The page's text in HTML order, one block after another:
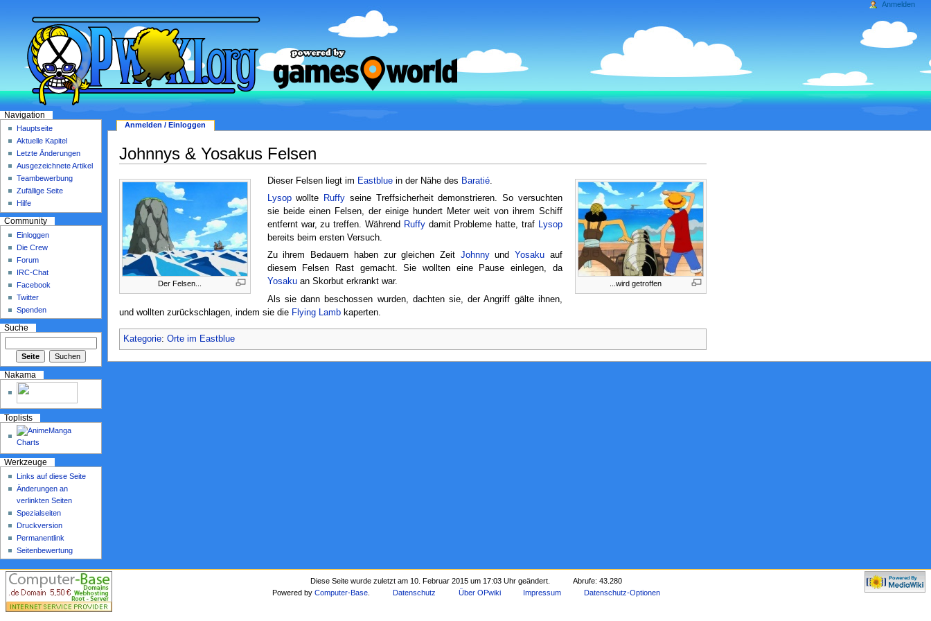
Johnnys & Yosakus Felsen
Der Felsen... ...wird getroffen
Dieser Felsen liegt im Eastbluein der Nähe des Baratié.
Lysopwollte Ruffy seine Treffsicherheit demonstrieren. So versuchten
sie beide einen Felsen, der einige hundert Meter weit von ihrem Schiff
entfernt war, zu treffen. Während Ruffydamit Probleme hatte, traf Lysop
bereits beim ersten Versuch.
Zu ihrem Bedauern haben zur gleichen Zeit Johnnyund Yosaku auf
diesem Felsen Rast gemacht. Sie wollten eine Pause einlegen, da
Yosakuan Skorbut erkrankt war.
Als sie dann beschossen wurden, dachten sie, der Angriff gälte ihnen,
und wollten zurückschlagen, indem sie die Flying Lambkaperten.
Kategorie: Orte im Eastblue
Anmelden / Einloggen
Anmelden
Navigation
Hauptseite
Aktuelle Kapitel
Letzte Änderungen
Ausgezeichnete Artikel
Teambewerbung
Zufällige Seite
Hilfe
Community
Einloggen
Die Crew
Forum
IRC-Chat
Facebook
Twitter
Spenden
Suche
Nakama
Toplists
Werkzeuge
Links auf diese Seite
Änderungen an
verlinkten Seiten
Spezialseiten
Druckversion
Permanentlink
Seitenbewertung
Diese Seite wurde zuletzt am 10. Februar 2015 um 17:03 Uhr geändert.
Abrufe: 43.280
Powered byComputer-Base Datenschutz Über OPwiki Impressum Datenschutz-Optionen